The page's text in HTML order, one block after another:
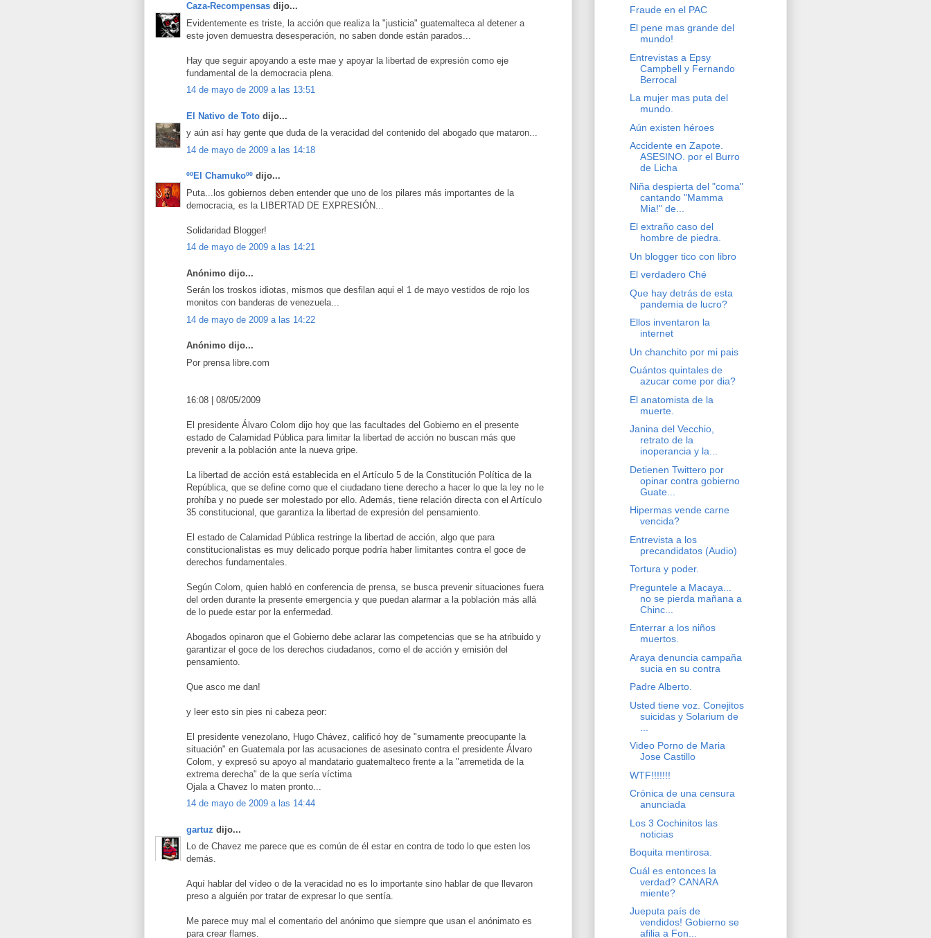
Caza-Recompensas dijo...
Evidentemente es triste, la acción que realiza la "justicia" guatemalteca al detener a
este joven demuestra desesperación, no saben donde están parados...
Hay que seguir apoyando a este mae y apoyar la libertad de expresión como eje
fundamental de la democracia plena.
14 de mayo de 2009 a las 13:51
El Nativo de Toto dijo...
y aún así hay gente que duda de la veracidad del contenido del abogado que mataron...
14 de mayo de 2009 a las 14:18
ººEl Chamukoºº dijo...
Puta...los gobiernos deben entender que uno de los pilares más importantes de la
democracia, es la LIBERTAD DE EXPRESIÓN...
Solidaridad Blogger!
14 de mayo de 2009 a las 14:21
Anónimo dijo...
Serán los troskos idiotas, mismos que desfilan aqui el 1 de mayo vestidos de rojo los
monitos con banderas de venezuela...
14 de mayo de 2009 a las 14:22
Anónimo dijo...
Por prensa libre.com
16:08 | 08/05/2009
El presidente Álvaro Colom dijo hoy que las facultades del Gobierno en el presente
estado de Calamidad Pública para limitar la libertad de acción no buscan más que
prevenir a la población ante la nueva gripe.
La libertad de acción está establecida en el Artículo 5 de la Constitución Política de la
República, que se define como que el ciudadano tiene derecho a hacer lo que la ley no le
prohíba y no puede ser molestado por ello. Además, tiene relación directa con el Artículo
35 constitucional, que garantiza la libertad de expresión del pensamiento.
El estado de Calamidad Pública restringe la libertad de acción, algo que para
constitucionalistas es muy delicado porque podría haber limitantes contra el goce de
derechos fundamentales.
Según Colom, quien habló en conferencia de prensa, se busca prevenir situaciones fuera
del orden durante la presente emergencia y que puedan alarmar a la población más allá
de lo puede estar por la enfermedad.
Abogados opinaron que el Gobierno debe aclarar las competencias que se ha atribuido y
garantizar el goce de los derechos ciudadanos, como el de acción y emisión del
pensamiento.
Que asco me dan!
y leer esto sin pies ni cabeza peor:
El presidente venezolano, Hugo Chávez, calificó hoy de "sumamente preocupante la
situación" en Guatemala por las acusaciones de asesinato contra el presidente Álvaro
Colom, y expresó su apoyo al mandatario guatemalteco frente a la "arremetida de la
extrema derecha" de la que sería víctima
Ojala a Chavez lo maten pronto...
14 de mayo de 2009 a las 14:44
gartuz dijo...
Lo de Chavez me parece que es común de él estar en contra de todo lo que esten los
demás.
Aquí hablar del vídeo o de la veracidad no es lo importante sino hablar de que llevaron
preso a alguién por tratar de expresar lo que sentía.
Me parece muy mal el comentario del anónimo que siempre que usan el anónimato es
para crear flames.
Fraude en el PAC
El pene mas grande del
mundo!
Entrevistas a Epsy
Campbell y Fernando
Berrocal
La mujer mas puta del
mundo.
Aún existen héroes
Accidente en Zapote.
ASESINO. por el Burro
de Licha
Niña despierta del "coma"
cantando "Mamma
Mia!" de...
El extraño caso del
hombre de piedra.
Un blogger tico con libro
El verdadero Ché
Que hay detrás de esta
pandemia de lucro?
Ellos inventaron la
internet
Un chanchito por mi pais
Cuántos quintales de
azucar come por dia?
El anatomista de la
muerte.
Janina del Vecchio,
retrato de la
inoperancia y la...
Detienen Twittero por
opinar contra gobierno
Guate...
Hipermas vende carne
vencida?
Entrevista a los
precandidatos (Audio)
Tortura y poder.
Preguntele a Macaya...
no se pierda mañana a
Chinc...
Enterrar a los niños
muertos.
Araya denuncia campaña
sucia en su contra
Padre Alberto.
Usted tiene voz. Conejitos
suicidas y Solarium de
Video Porno de Maria
Jose Castillo
WTF!!!!!!!
Crónica de una censura
anunciada
Los 3 Cochinitos las
noticias
Boquita mentirosa.
Cuál es entonces la
verdad? CANARA
miente?
Jueputa país de
vendidos! Gobierno se
afilia a Fon...